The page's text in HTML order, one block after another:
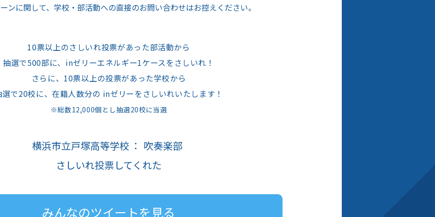
ンに関して、学校・部活動への直接のお問い合わせはお控えください。
10票以上のさしいれ投票があった部活動から
抽選で500部に、inゼリーエネルギー1ケースをさしいれ！
さらに、10票以上の投票があった学校から
選で20校に、在籍人数分の inゼリーをさしいれいたします！
※総数12,000個とし抽選20校に当選
横浜市立戸塚高等学校 ： 吹奏楽部
さしいれ投票してくれた
みんなのツイートを見る